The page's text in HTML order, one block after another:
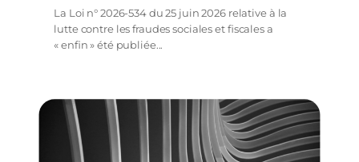
La Loi n° 2026-534 du 25 juin 2026 relative à la
lutte contre les fraudes sociales et fiscales a
« enfin » été publiée...